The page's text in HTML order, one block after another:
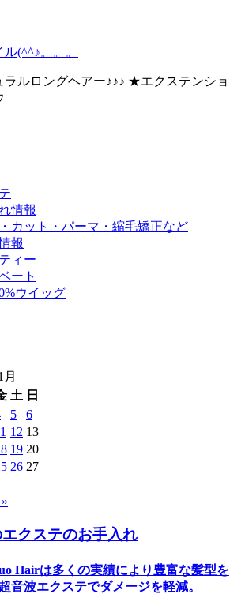
(^^♪。。。
ルロングヘアー♪♪♪ ★エクステンショ
情報
カット・パーマ・縮毛矯正など
報
ィー
ート
ウイッグ
月
土 日
5
6
12 13
19 20
26 27
クステのお手入れ
Hairは多くの実績により豊富な髪型を
音波エクステでダメージを軽減。